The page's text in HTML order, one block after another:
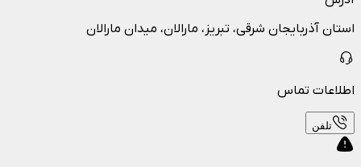
استان آذربایجان شرقی، تبریز، مارالان، میدان مارالان
اطلاعات تماس
تلفن